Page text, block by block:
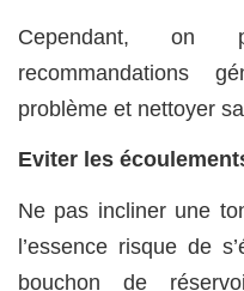
Cependant, on
recommandations
problème et nettoyer
Eviter les
Ne pas incliner une
l’essence risque de
bouchon de